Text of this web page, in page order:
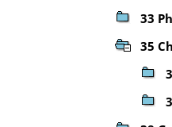
33
35